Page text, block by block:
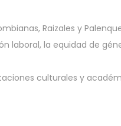
Raizales y
laboral, la equidad de
culturales y